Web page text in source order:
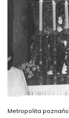
Metropolita